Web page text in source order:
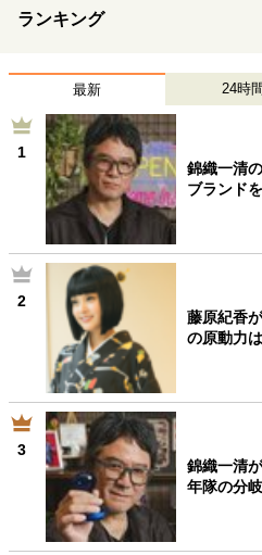
ランキング
最新 24時間
1
錦織一清
ブランド
2
藤原紀香
の原動力
3
錦織一清
年隊の分